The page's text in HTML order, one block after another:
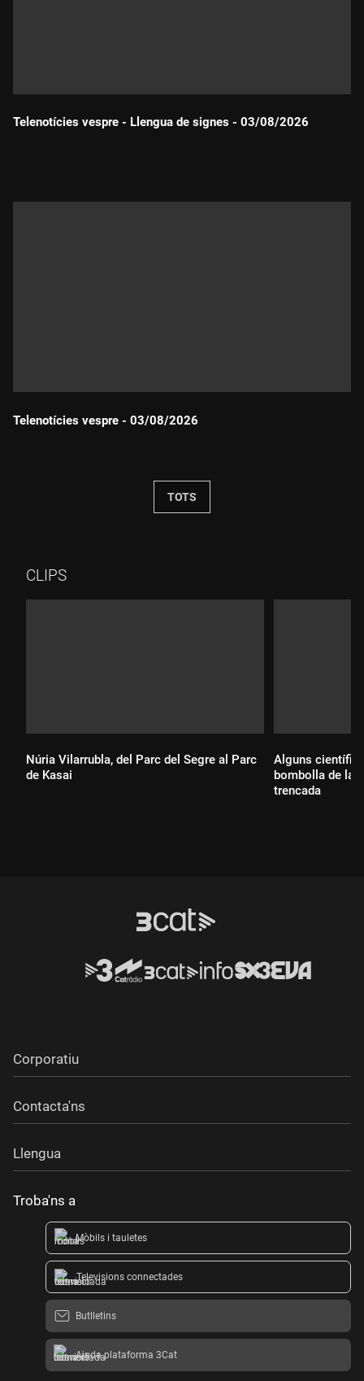
Telenotícies vespre - Llengua de signes - 03/08/2026
Telenotícies vespre - 03/08/2026
TOTS
CLIPS
Núria Vilarrubla, del Parc del Segre al Parc
de Kasai
Alguns
bombolla de la
trencada
Corporatiu
Contacta'ns
Llengua
Troba'ns a
Mòbils i tauletes
Televisions connectades
Butlletins
Ajuda plataforma 3Cat